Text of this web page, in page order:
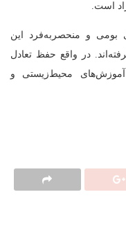
بومی و منحصربه‌فرد این
در واقع حفظ تعادل
آموزش‌های محیط‌زیستی و